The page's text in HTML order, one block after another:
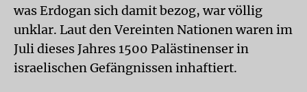
was Erdogan sich damit bezog, war völlig
unklar. Laut den Vereinten Nationen waren im
Juli dieses Jahres 1500 Palästinenser in
israelischen Gefängnissen inhaftiert.